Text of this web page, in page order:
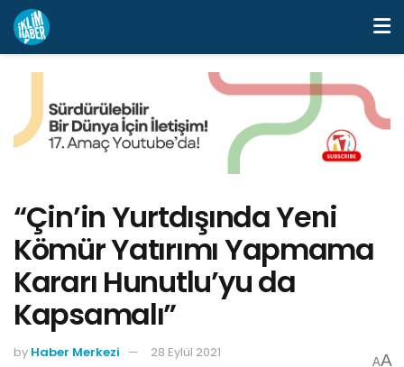
“Çin’in Yurtdışında Yeni
Kömür Yatırımı Yapmama
Kararı Hunutlu’yu da
Kapsamalı”
by Haber Merkezi
28 Eylül 2021
AA